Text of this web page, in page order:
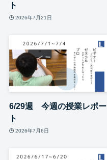
ト
2026年7月21日
6/29週 今週の授業レポー
ト
2026年7月6日